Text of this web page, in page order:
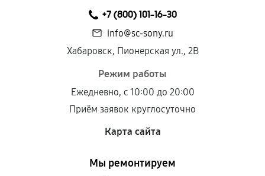
+7 (800) 101-16-30
info@sc-sony.ru
Хабаровск, Пионерская ул., 2В
Режим работы
Ежедневно, с 10:00 до 20:00
Приём заявок круглосуточно
Карта сайта
Мы ремонтируем